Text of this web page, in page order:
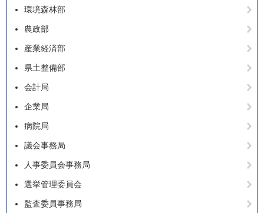
環境森林部
農政部
産業経済部
県土整備部
会計局
企業局
病院局
議会事務局
人事委員会事務局
選挙管理委員会
監査委員事務局